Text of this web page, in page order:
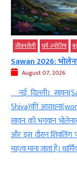
जीवनशैली धर्म-ज्‍योतिष
Sawan 2026:
August 07, 2026
नई दिल्ली।
Shiva)की
सावन को भगवान
और इस दौरान
महत्व माना जाता है।